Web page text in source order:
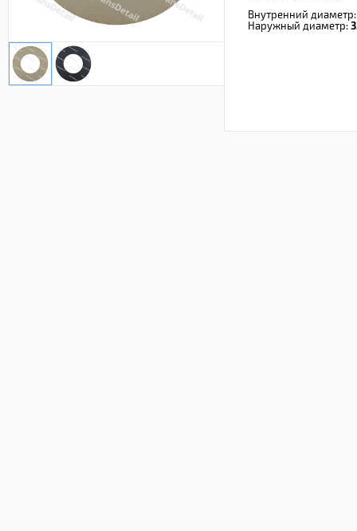
Внутренний
Наружный диаметр: